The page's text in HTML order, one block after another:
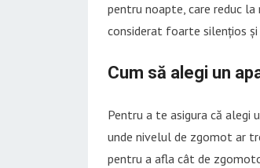
pentru noapte, care reduc
considerat foarte silențios
Cum să alegi un
Pentru a te asigura că alegi
unde nivelul de zgomot ar
pentru a afla cât de